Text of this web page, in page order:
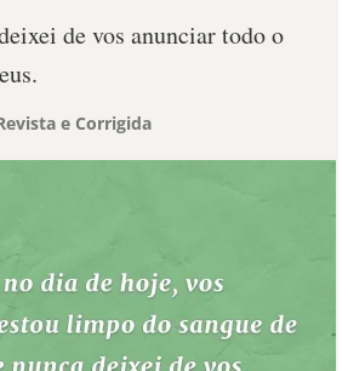
de vos anunciar todo o
e Corrigida